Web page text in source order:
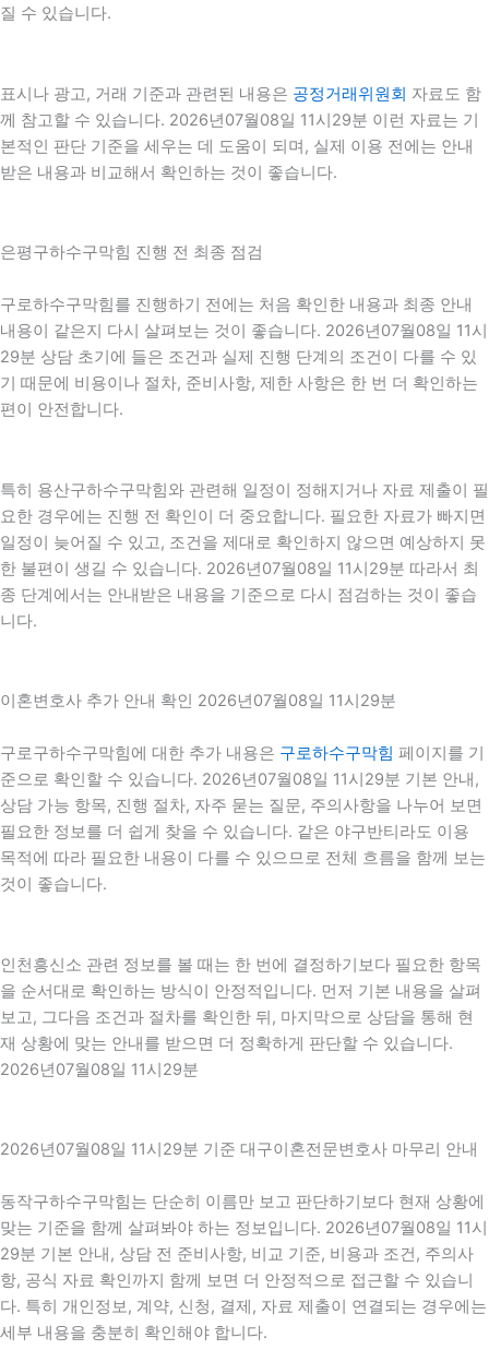
질 수 있습니다.
표시나 광고, 거래 기준과 관련된 내용은 공정거래위원회 자료도 함
께 참고할 수 있습니다. 2026년07월08일 11시29분 이런 자료는 기
본적인 판단 기준을 세우는 데 도움이 되며, 실제 이용 전에는 안내
받은 내용과 비교해서 확인하는 것이 좋습니다.
은평구하수구막힘 진행 전 최종 점검
구로하수구막힘를 진행하기 전에는 처음 확인한 내용과 최종 안내
내용이 같은지 다시 살펴보는 것이 좋습니다. 2026년07월08일 11시
29분 상담 초기에 들은 조건과 실제 진행 단계의 조건이 다를 수 있
기 때문에 비용이나 절차, 준비사항, 제한 사항은 한 번 더 확인하는
편이 안전합니다.
특히 용산구하수구막힘와 관련해 일정이 정해지거나 자료 제출이 필
요한 경우에는 진행 전 확인이 더 중요합니다. 필요한 자료가 빠지면
일정이 늦어질 수 있고, 조건을 제대로 확인하지 않으면 예상하지 못
한 불편이 생길 수 있습니다. 2026년07월08일 11시29분 따라서 최
종 단계에서는 안내받은 내용을 기준으로 다시 점검하는 것이 좋습
니다.
이혼변호사 추가 안내 확인 2026년07월08일 11시29분
구로구하수구막힘에 대한 추가 내용은 구로하수구막힘 페이지를 기
준으로 확인할 수 있습니다. 2026년07월08일 11시29분 기본 안내,
상담 가능 항목, 진행 절차, 자주 묻는 질문, 주의사항을 나누어 보면
필요한 정보를 더 쉽게 찾을 수 있습니다. 같은 야구반티라도 이용
목적에 따라 필요한 내용이 다를 수 있으므로 전체 흐름을 함께 보는
것이 좋습니다.
인천흥신소 관련 정보를 볼 때는 한 번에 결정하기보다 필요한 항목
을 순서대로 확인하는 방식이 안정적입니다. 먼저 기본 내용을 살펴
보고, 그다음 조건과 절차를 확인한 뒤, 마지막으로 상담을 통해 현
재 상황에 맞는 안내를 받으면 더 정확하게 판단할 수 있습니다.
2026년07월08일 11시29분
2026년07월08일 11시29분 기준 대구이혼전문변호사 마무리 안내
동작구하수구막힘는 단순히 이름만 보고 판단하기보다 현재 상황에
맞는 기준을 함께 살펴봐야 하는 정보입니다. 2026년07월08일 11시
29분 기본 안내, 상담 전 준비사항, 비교 기준, 비용과 조건, 주의사
항, 공식 자료 확인까지 함께 보면 더 안정적으로 접근할 수 있습니
다. 특히 개인정보, 계약, 신청, 결제, 자료 제출이 연결되는 경우에는
세부 내용을 충분히 확인해야 합니다.